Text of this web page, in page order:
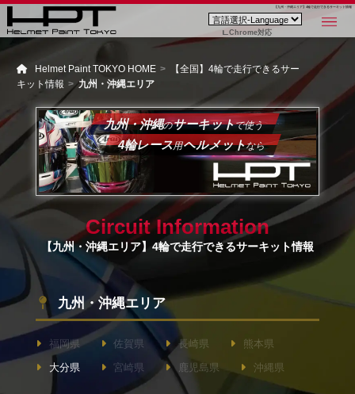
【九州・沖縄エリア】4輪で走行できるサーキット情報
Chrome対応
Helmet Paint TOKYO HOME
【全国】4輪で走行できるサー
キット情報
九州・沖縄エリア
九州・沖縄のサーキットで使う
4輪レース用ヘルメットなら
Circuit Information
【九州・沖縄エリア】4輪で走行できるサーキット情報
九州・沖縄エリア
福岡県 佐賀県 長崎県
熊本県
大分県
宮崎県 鹿児島県 沖縄県